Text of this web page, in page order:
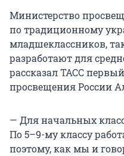
Министерство
по традиционному
младшеклассников,
разработают для
рассказал ТАСС
просвещения России
— Для начальных
По 5–9-му классу
поэтому, как мы и